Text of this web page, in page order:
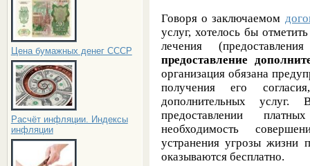
Цена бумажных денег СССР
Расчёт инфляции. Индексы
инфляции
Говоря о заключаемом
услуг, хотелось бы
лечения
предоставление
организация обязана
получения его
дополнительных
предоставлении
необходимость
устранения угрозы жизни
оказываются бесплатно.